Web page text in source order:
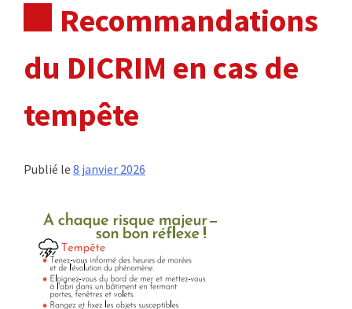
Recommandations
du DICRIM en cas de
tempête
Publié le 8 janvier 2026